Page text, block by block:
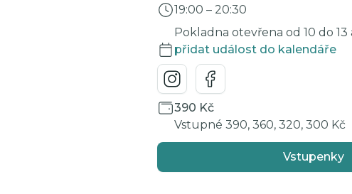
19:00 – 20:30
Pokladna otevřena od 10 do 13
přidat událost do kalendáře
390 Kč
Vstupné 390, 360, 320, 300 Kč
Vstupenky